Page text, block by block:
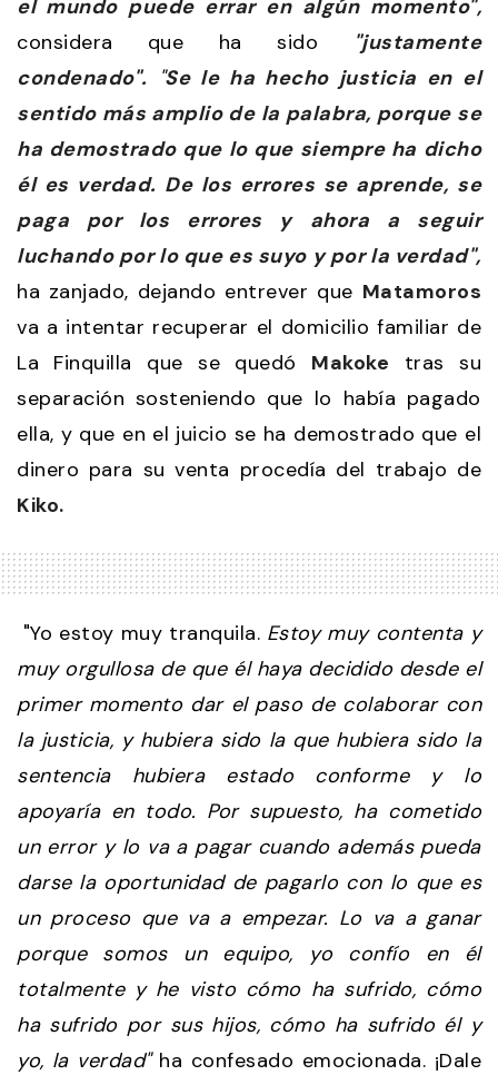
el mundo puede errar en algún momento",
considera que ha sido
"justamente
condenado". "Se le ha hecho justicia en el
sentido más amplio de la palabra, porque se
ha demostrado que lo que siempre ha dicho
él es verdad. De los errores se aprende, se
paga por los errores y ahora a seguir
luchando por lo que es suyo y por la verdad",
ha zanjado, dejando entrever que Matamoros
va a intentar recuperar el domicilio familiar de
La Finquilla que se quedó Makoke tras su
separación sosteniendo que lo había pagado
ella, y que en el juicio se ha demostrado que el
dinero para su venta procedía del trabajo de
Kiko.
"Yo estoy muy tranquila. Estoy muy contenta y
muy orgullosa de que él haya decidido desde el
primer momento dar el paso de colaborar con
la justicia, y hubiera sido la que hubiera sido la
sentencia hubiera estado conforme y lo
apoyaría en todo. Por supuesto, ha cometido
un error y lo va a pagar cuando además pueda
darse la oportunidad de pagarlo con lo que es
un proceso que va a empezar. Lo va a ganar
porque somos un equipo, yo confío en él
totalmente y he visto cómo ha sufrido, cómo
ha sufrido por sus hijos, cómo ha sufrido él y
yo, la verdad" ha confesado emocionada. ¡Dale